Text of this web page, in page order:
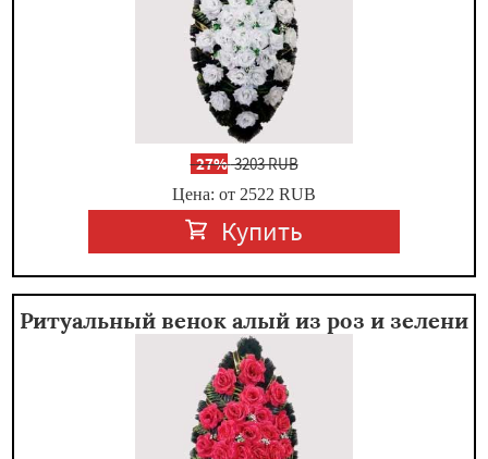
-27%3203 RUB
Цена: от 2522 RUB
Купить
Ритуальный венок алый из роз и зелени